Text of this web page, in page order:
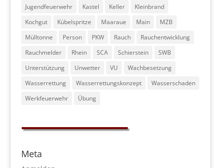
Jugendfeuerwehr
Kastel Keller
Kleinbrand
Kochgut
Kübelspritze Maaraue Main
MZB
Mülltonne
Person PKW Rauch
Rauchentwicklung
Rauchmelder
Rhein SCA Schierstein
SWB
Unterstützung
Unwetter VU
Wachbesetzung
Wasserrettung
Wasserrettungskonzept
Wasserschaden
Werkfeuerwehr
Übung
Meta